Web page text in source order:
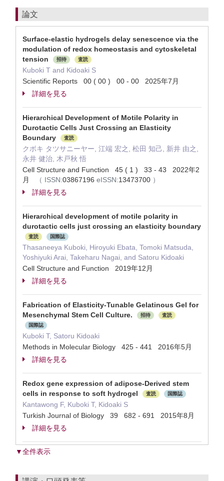
論文
Surface-elastic hydrogels delay senescence via the
modulation of redox homeostasis and cytoskeletal
tension
招待 査読
Kuboki T and Kidoaki S
Scientific Reports 00 ( 00 ) 00 - 00 2025年7月
詳細を見る
Hierarchical Development of Motile Polarity in
Durotactic Cells Just Crossing an Elasticity
Boundary
査読
クボキ タツサニーヤー, 江端 宏之, 松田 知己, 新井 由之,
永井 健治, 木戸秋 悟
Cell Structure and Function 45 ( 1 ) 33 - 43 2022年2
月
（ ISSN:03867196 eISSN:13473700 ）
詳細を見る
Hierarchical development of motile polarity in
durotactic cells just crossing an elasticity boundary
査読 国際誌
Thasaneeya Kuboki, Hiroyuki Ebata, Tomoki Matsuda,
Yoshiyuki Arai, Takeharu Nagai, and Satoru Kidoaki
Cell Structure and Function 2019年12月
詳細を見る
Fabrication of Elasticity-Tunable Gelatinous Gel for
Mesenchymal Stem Cell Culture.
招待
査読
国際誌
Kuboki T, Satoru Kidoaki
Methods in Molecular Biology 425 - 441 2016年5月
詳細を見る
Redox gene expression of adipose-Derived stem
cells in response to soft hydrogel
査読 国際誌
Kantawong F, Kuboki T, Kidoaki S
Turkish Journal of Biology 39 682 - 691 2015年8月
詳細を見る
▼全件表示